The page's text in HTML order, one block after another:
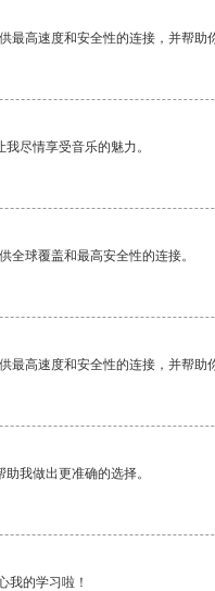
最高速度和安全性的连接，并帮助
尽情享受音乐的魅力。
全球覆盖和最高安全性的连接。
最高速度和安全性的连接，并帮助
我做出更准确的选择。
我的学习啦！